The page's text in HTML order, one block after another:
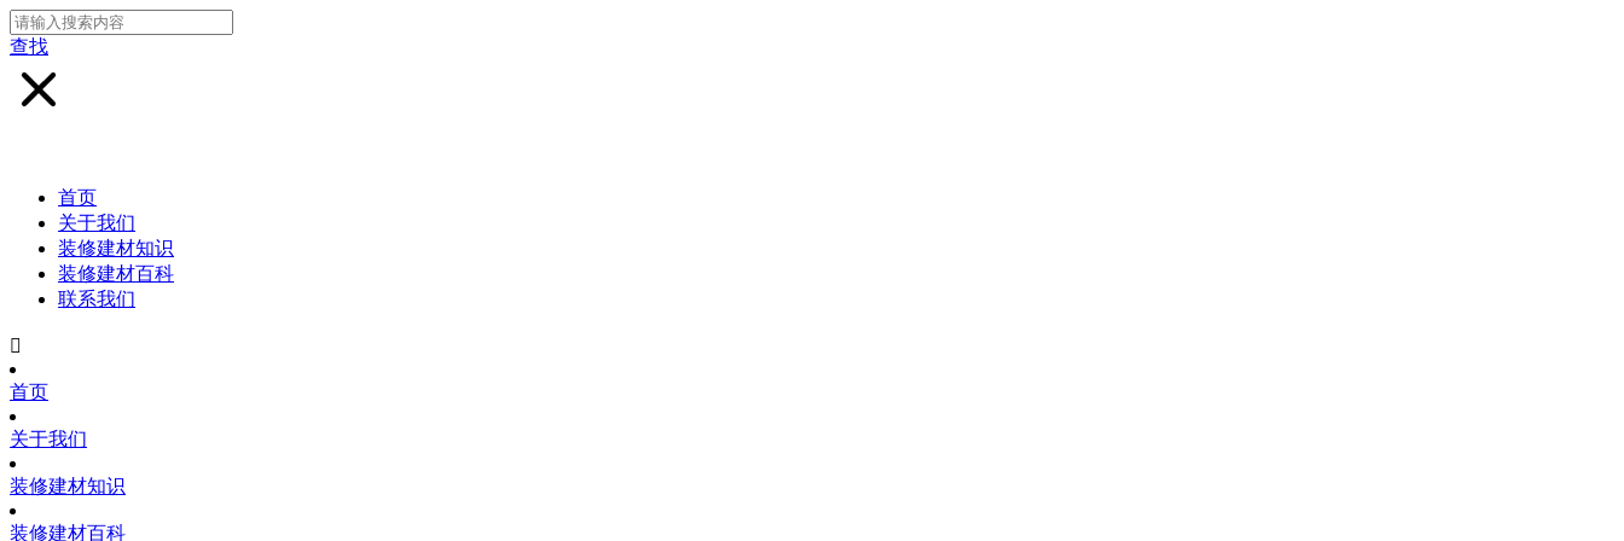
查找
首页
关于我们
装修建材知识
装修建材百科
联系我们

首页
关于我们
装修建材知识
装修建材百科